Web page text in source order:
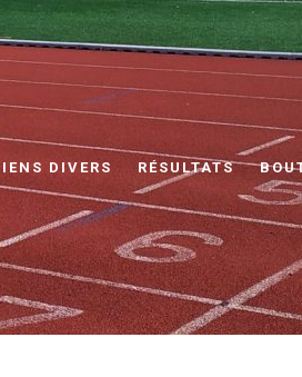
DIVERS RÉSULTATS